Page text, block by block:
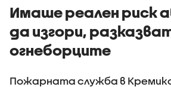
Имаше реален риск
да изгори,
огнеборците
Пожарната служба в